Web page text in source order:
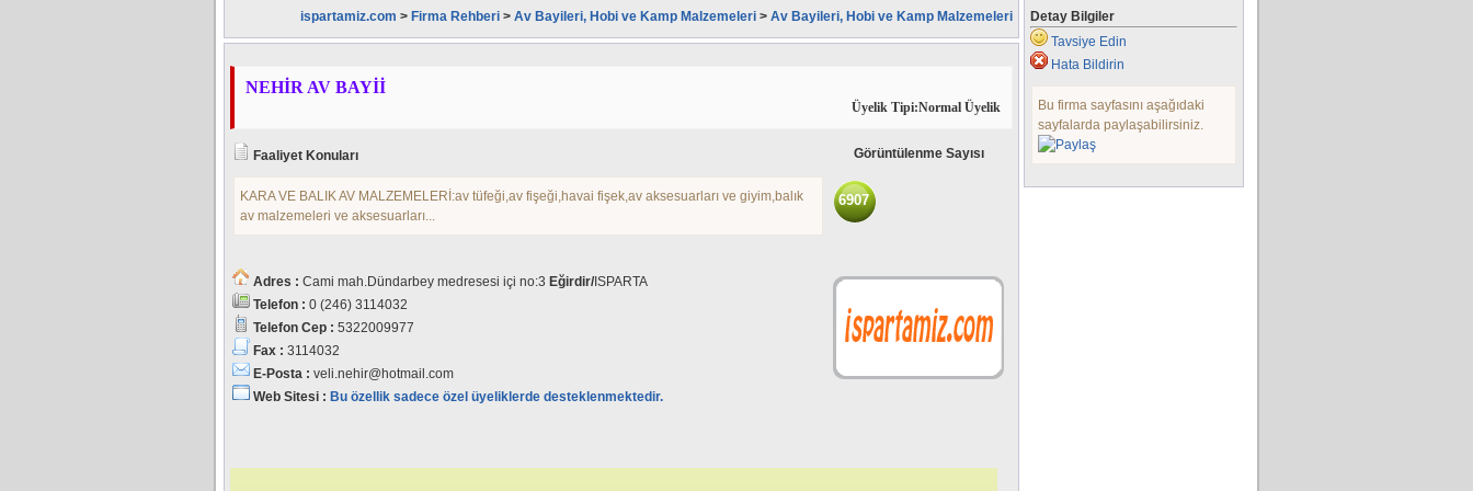
ispartamiz.com > Firma Rehberi > Av Bayileri, Hobi ve Kamp Malzemeleri > Av Bayileri, Hobi ve Kamp Malzemeleri
NEHİR AV BAYİİ
Üyelik Tipi:Normal Üyelik
Faaliyet Konuları
KARA VE BALIK AV MALZEMELERİ:av tüfeği,av fişeği,havai fişek,av aksesuarları ve giyim,balık
av malzemeleri ve aksesuarları...
Görüntülenme Sayısı
6907
Adres : Cami mah.Dündarbey medresesi içi no:3 Eğirdir/ ISPARTA
Telefon : 0 (246) 3114032
Telefon Cep : 5322009977
Fax : 3114032
E-Posta : veli.nehir@hotmail.com
Web Sitesi : Bu özellik sadece özel üyeliklerde desteklenmektedir.
Detay Bilgiler
Tavsiye Edin
Hata Bildirin
Bu firma sayfasını aşağıdaki
sayfalarda paylaşabilirsiniz.